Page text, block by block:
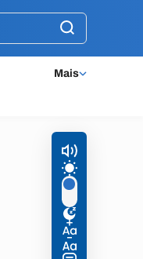
Mais